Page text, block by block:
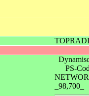
PS-
_98,700_